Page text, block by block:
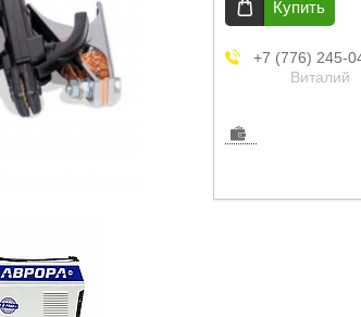
Купить
+7 (776) 245-
Виталий